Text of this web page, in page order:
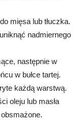
mięsa lub tłuczka.
nadmiernego
następnie w
w bułce tartej.
każdą warstwą.
oleju lub masła